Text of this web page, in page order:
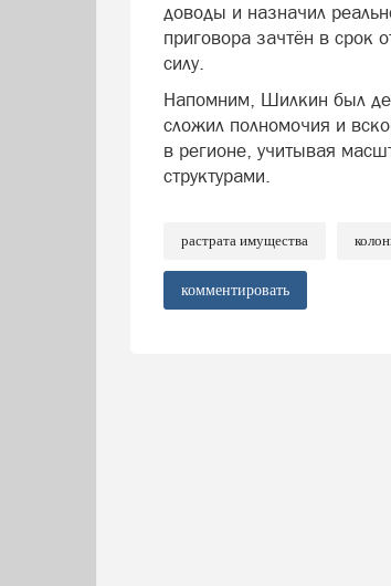
доводы и назначил
приговора зачтён в срок
силу.
Напомним, Шилкин был
сложил полномочия и
в регионе, учитывая
структурами.
растрата имущества
комментировать